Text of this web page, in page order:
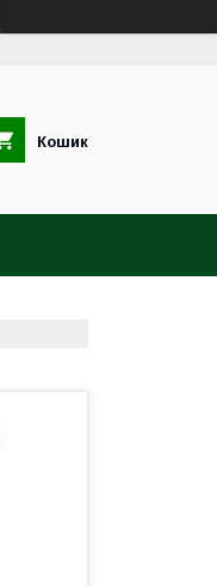
Кошик